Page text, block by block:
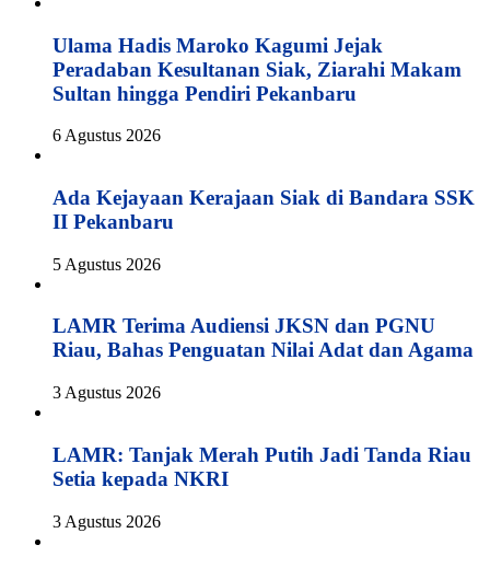
Ulama Hadis Maroko Kagumi Jejak
Peradaban Kesultanan Siak, Ziarahi Makam
Sultan hingga Pendiri Pekanbaru
6 Agustus 2026
Ada Kejayaan Kerajaan Siak di Bandara SSK
II Pekanbaru
5 Agustus 2026
LAMR Terima Audiensi JKSN dan PGNU
Riau, Bahas Penguatan Nilai Adat dan Agama
3 Agustus 2026
LAMR: Tanjak Merah Putih Jadi Tanda Riau
Setia kepada NKRI
3 Agustus 2026